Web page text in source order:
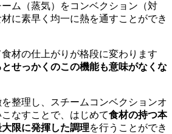
ム（蒸気）をコンベクション（対
に素早く均一に熱を通すことができ
材の仕上がりが格段に変わります
せっかくのこの機能も意味がなくな
整理し、スチームコンベクションオ
なすことで、はじめて食材の持つ本
限に発揮した調理を行うことができ